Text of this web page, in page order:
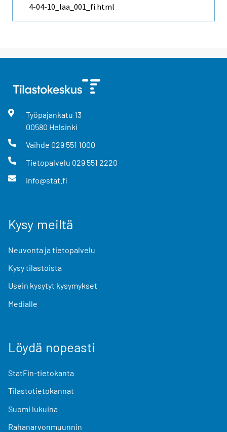
4-04-10_laa_001_fi.html
Työpajankatu 13
00580 Helsinki
Vaihde 029 551 1000
Tietopalvelu 029 551 2220
info@stat.fi
Kysy meiltä
Neuvonta ja tietopalvelu
Kysy tilastoista
Usein kysytyt kysymykset
Medialle
Löydä nopeasti
StatFin-tietokanta
Tilastotietokannat
Suomi lukuina
Rahanarvonmuunnin